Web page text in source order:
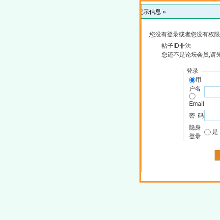
提示信息 »
您没有登录或者您没有权
帖子ID非法
您还不是论坛会员,请
登录
用
户名
Email
密 码
隐身
登录